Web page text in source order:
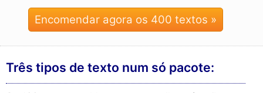
Encomendar agora os 400 textos »
Três tipos de texto num só pacote: